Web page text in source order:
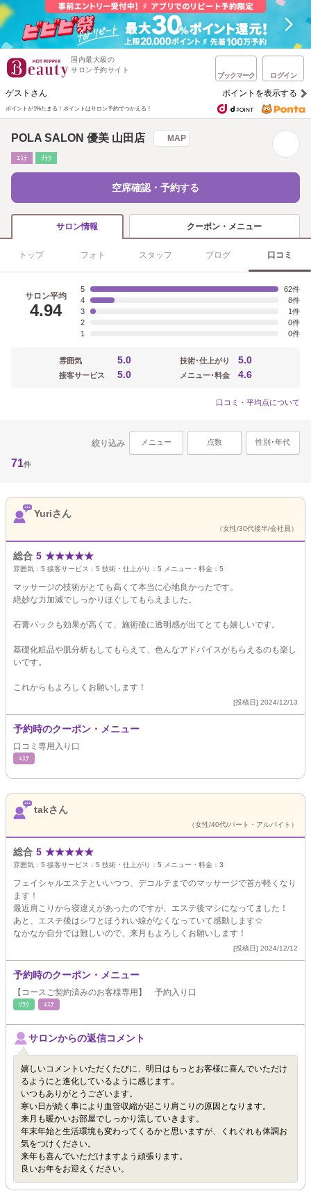
国内最大級の
サロン予約サイト
ブックマーク ログイン
ゲストさん ポイントを表示する
ポイントが1%たまる！ ポイントはサロン予約でつかえる！
POLA SALON 優美 山田店 MAP
ｴｽﾃ ﾘﾗｸ
空席確認・予約する
サロン情報 クーポン・メニュー
トップ フォト スタッフ ブログ 口コミ
サロン平均
4.94
5
62
4
8
3
1
2
0
1
0
雰囲気 5.0
接客サービス 5.0
技術･仕上がり 5.0
メニュー･料金 4.6
口コミ・平均点について
絞り込み メニュー 点数 性別･年代
71件
Yuriさん
（女性/30代後半/会社員）
総合 5 ★★★★★
雰囲気： 5 接客サービス： 5 技術・仕上がり： 5 メニュー・料金： 5
マッサージの技術がとても高くて本当に心地良かったです。
絶妙な力加減でしっかりほぐしてもらえました。
石膏パックも効果が高くて、施術後に透明感が出てとても嬉しいです。
基礎化粧品や肌分析もしてもらえて、色んなアドバイスがもらえるのも楽し
いです。
これからもよろしくお願いします！
[投稿日] 2024/12/13
予約時のクーポン・メニュー
口コミ専用入り口
ｴｽﾃ
takさん
（女性/40代/パート・アルバイト）
総合 5 ★★★★★
雰囲気： 5 接客サービス： 5 技術・仕上がり： 5 メニュー・料金： 3
フェイシャルエステといいつつ、デコルテまでのマッサージで首が軽くなり
ます！
最近肩こりから寝違えがあったのですが、エステ後マシになってました！
あと、エステ後はシワとほうれい線がなくなっていて感動します☆
なかなか自分では難しいので、来月もよろしくお願いします！
[投稿日] 2024/12/12
予約時のクーポン・メニュー
【コースご契約済みのお客様専用】 予約入り口
ﾘﾗｸ ｴｽﾃ
サロンからの返信コメント
嬉しいコメントいただくたびに、明日はもっとお客様に喜んでいただけ
るようにと進化しているように感じます。
いつもありがとうございます。
寒い日が続く事により血管収縮が起こり肩こりの原因となります。
来月も暖かいお部屋でしっかり流していきます。
年末年始と生活環境も変わってくるかと思いますが、くれぐれも体調お
気をつけください。
来年も喜んでいただけますよう頑張ります。
良いお年をお迎えください。